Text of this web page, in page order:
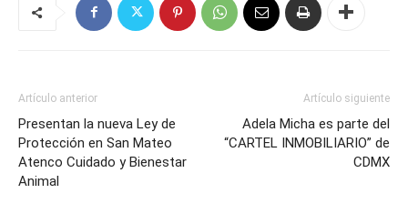
Artículo anterior
Presentan la nueva Ley de
Protección en San Mateo
Atenco Cuidado y Bienestar
Animal
Artículo siguiente
Adela Micha es parte del
“CARTEL INMOBILIARIO” de
CDMX